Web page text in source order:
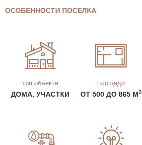
ОСОБЕННОСТИ ПОСЕЛКА
тип объекта
ДОМА, УЧАСТКИ
площади
ОТ 500 ДО 865 М2